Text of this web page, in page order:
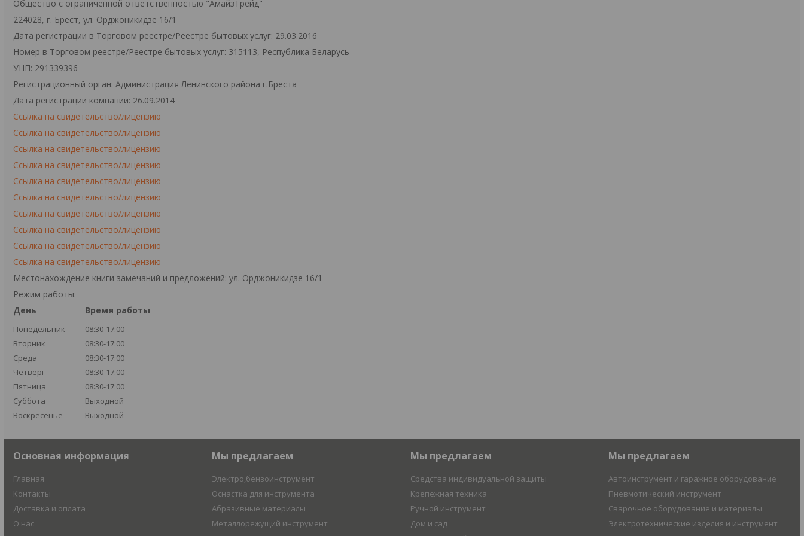
Общество с ограниченной ответственностью "АмайзТрейд"
224028, г. Брест, ул. Орджоникидзе 16/1
Дата регистрации в Торговом реестре/Реестре бытовых услуг: 29.03.2016
Номер в Торговом реестре/Реестре бытовых услуг: 315113, Республика Беларусь
УНП: 291339396
Регистрационный орган: Администрация Ленинского района г.Бреста
Дата регистрации компании: 26.09.2014
Ссылка на свидетельство/лицензию
Ссылка на свидетельство/лицензию
Ссылка на свидетельство/лицензию
Ссылка на свидетельство/лицензию
Ссылка на свидетельство/лицензию
Ссылка на свидетельство/лицензию
Ссылка на свидетельство/лицензию
Ссылка на свидетельство/лицензию
Ссылка на свидетельство/лицензию
Ссылка на свидетельство/лицензию
Местонахождение книги замечаний и предложений: ул. Орджоникидзе 16/1
Режим работы:
День
Время работы
Понедельник
08:30-17:00
Вторник
08:30-17:00
Среда
08:30-17:00
Четверг
08:30-17:00
Пятница
08:30-17:00
Суббота
Выходной
Воскресенье
Выходной
Основная информация
Главная
Контакты
Доставка и оплата
О нас
Мы предлагаем
Электро,бензоинструмент
Оснастка для инструмента
Абразивные материалы
Металлорежущий инструмент
Мы предлагаем
Средства индивидуальной защиты
Крепежная техника
Ручной инструмент
Дом и сад
Мы предлагаем
Автоинструмент и гаражное оборудование
Пневмотический инструмент
Сварочное оборудование и материалы
Электротехнические изделия и инструмент